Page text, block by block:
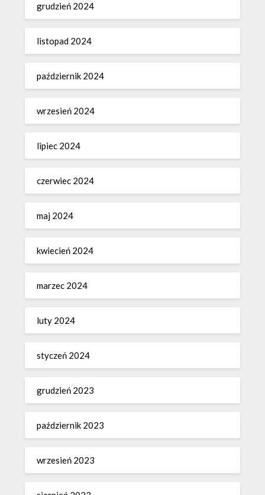
grudzień 2024
listopad 2024
październik 2024
wrzesień 2024
lipiec 2024
czerwiec 2024
maj 2024
kwiecień 2024
marzec 2024
luty 2024
styczeń 2024
grudzień 2023
październik 2023
wrzesień 2023